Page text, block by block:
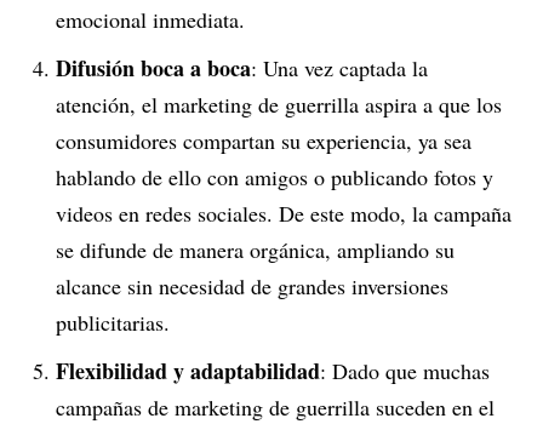
emocional inmediata.
Difusión boca a boca: Una vez captada la
atención, el marketing de guerrilla aspira a que los
consumidores compartan su experiencia, ya sea
hablando de ello con amigos o publicando fotos y
videos en redes sociales. De este modo, la campaña
se difunde de manera orgánica, ampliando su
alcance sin necesidad de grandes inversiones
publicitarias.
Flexibilidad y adaptabilidad: Dado que muchas
campañas de marketing de guerrilla suceden en el